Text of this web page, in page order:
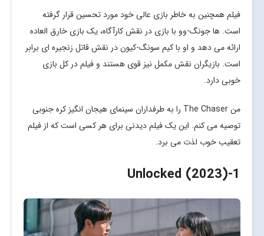
فیلم همچنین به خاطر بازی عالی خود مورد تحسین قرار گرفته
است. ها جونگ-وو با بازی در نقش کارآگاه، یک بازی خارق العاده
ارائه می دهد و او با کیم سونگ-کیون در نقش قاتل زنجیره ای برابر
است. بازیگران نقش مکمل نیز قوی هستند و فیلم در کل بازی
خوبی دارد.
من The Chaser را به طرفداران سینمای هیجان انگیز کره جنوبی
توصیه می کنم. این یک فیلم دیدنی برای هر کسی است که از فیلم
تعقیب خوب لذت می برد.
1
-Unlocked (2023)